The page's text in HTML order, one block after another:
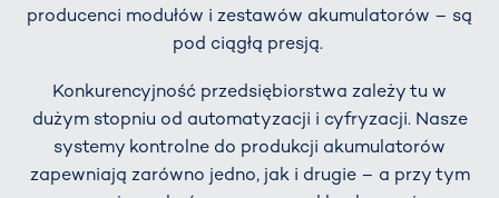
producenci modułów i zestawów akumulatorów – są
pod ciągłą presją.
Konkurencyjność przedsiębiorstwa zależy tu w
dużym stopniu od automatyzacji i cyfryzacji. Nasze
systemy kontrolne do produkcji akumulatorów
zapewniają zarówno jedno, jak i drugie – a przy tym